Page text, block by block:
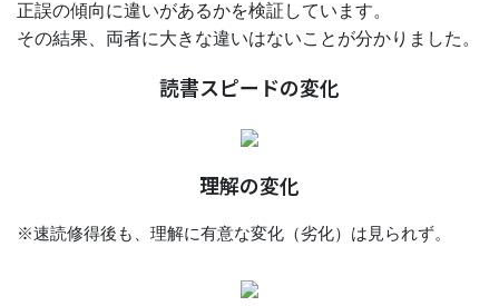
正誤の傾向に違いがあるかを検証しています。
その結果、両者に大きな違いはないことが分かりました。
読書スピードの変化
理解の変化
※速読修得後も、理解に有意な変化（劣化）は見られず。